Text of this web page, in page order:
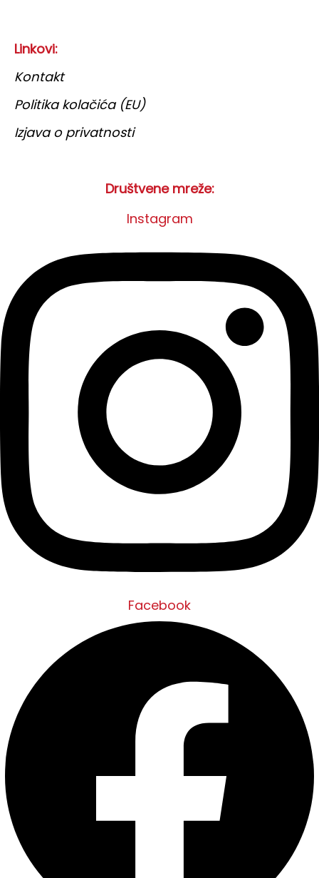
Linkovi:
Kontakt
Politika kolačića (EU)
Izjava o privatnosti
Društvene mreže:
Instagram
Facebook